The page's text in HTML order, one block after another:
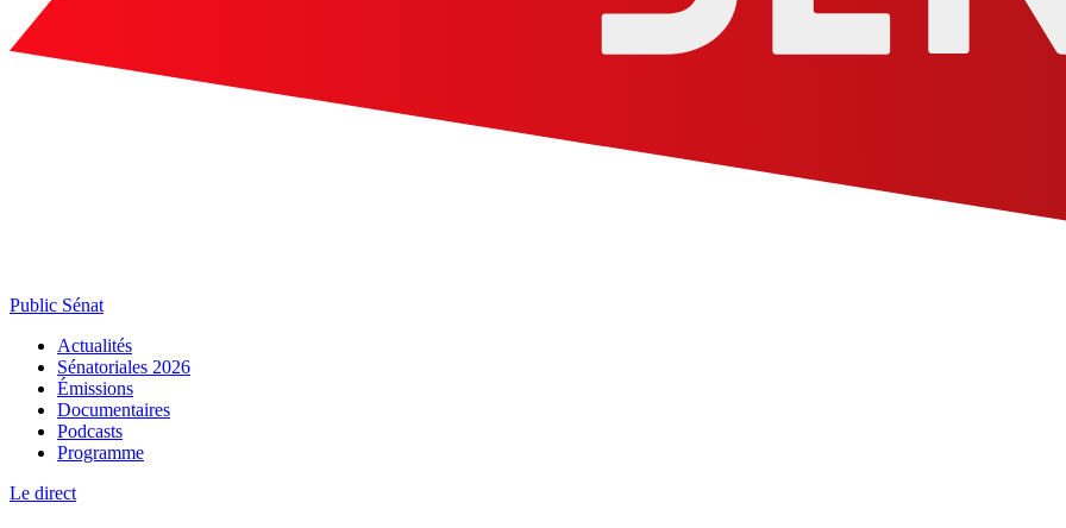
Public Sénat
Actualités
Sénatoriales 2026
Émissions
Documentaires
Podcasts
Programme
Le direct